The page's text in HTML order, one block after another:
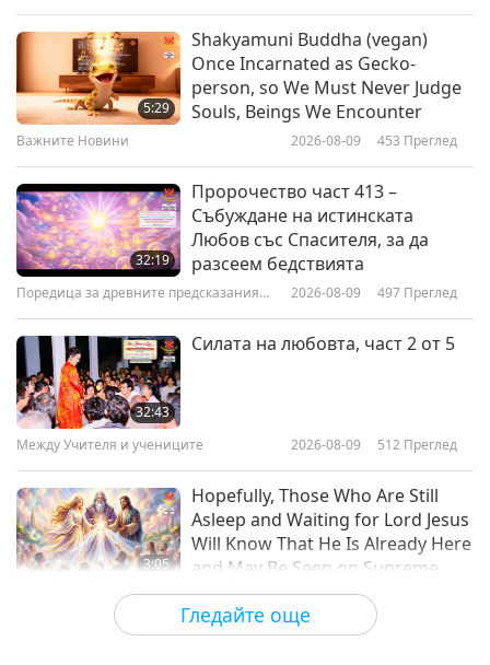
Крал Мара споделя 10 правила
на физическия свят, част 1 от 5
37:55
Смейте се по пътя към
Небесата, част 1 от 8
36:56
Гледайте още
5:29
Shakyamuni Buddha (vegan)
Once Incarnated as Gecko-
person, so We Must Never Judge
Souls, Beings We Encounter
Важните Новини 2026-08-09 453 Преглед
32:19
Пророчество част 413 –
Събуждане на истинската
Любов със Спасителя, за да
разсеем бедствията
Поредица за древните предсказания
2026-08-09 497 Преглед
32:43
Силата на любовта, част 2 от 5
Между Учителя и учениците 2026-08-09 512 Преглед
3:05
Hopefully, Those Who Are Still
Asleep and Waiting for Lord Jesus
Will Know That He Is Already Here
and May Be Seen on Supreme
Master Television
Важните Новини 2026-08-08